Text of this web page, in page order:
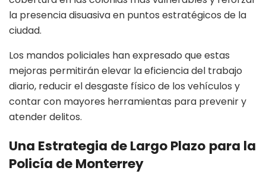
la presencia disuasiva en puntos estratégicos de la
ciudad.
Los mandos policiales han expresado que estas
mejoras permitirán elevar la eficiencia del trabajo
diario, reducir el desgaste físico de los vehículos y
contar con mayores herramientas para prevenir y
atender delitos.
Una Estrategia de Largo Plazo para la
Policía de Monterrey